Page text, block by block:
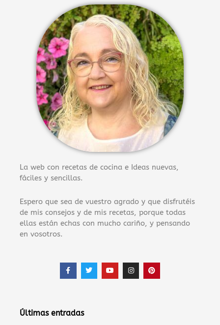
La web con recetas de cocina e Ideas nuevas,
fáciles y sencillas.
Espero que sea de vuestro agrado y que disfrutéis
de mis consejos y de mis recetas, porque todas
ellas están echas con mucho cariño, y pensando
en vosotros.
F
a
c
k
T
w
i
Y
o
u
I
n
s
P
i
n
Últimas entradas